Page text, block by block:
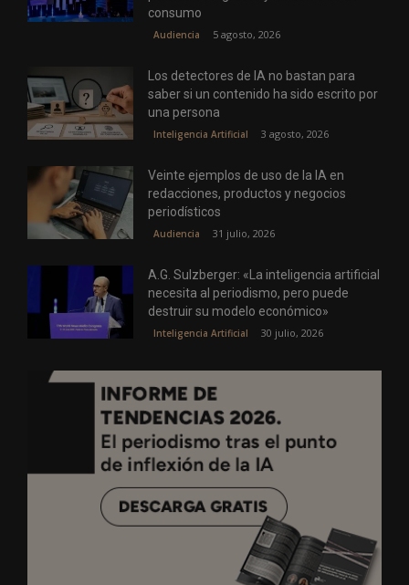
consumo
Audiencia 5 agosto, 2026
Los detectores de IA no bastan para
saber si un contenido ha sido escrito por
una persona
Inteligencia Artificial 3 agosto, 2026
Veinte ejemplos de uso de la IA en
redacciones, productos y negocios
periodísticos
Audiencia 31 julio, 2026
A.G. Sulzberger: «La inteligencia artificial
necesita al periodismo, pero puede
destruir su modelo económico»
Inteligencia Artificial 30 julio, 2026